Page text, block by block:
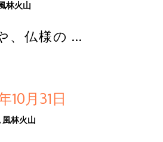
林火山
、仏様の …
10月31日
, 風林火山